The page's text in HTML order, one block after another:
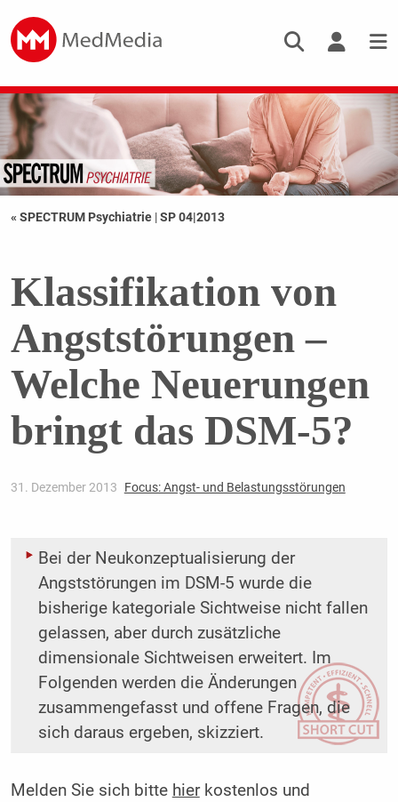
« SPECTRUM Psychiatrie |SP 04|2013
Klassifikation von
Angststörungen –
Welche Neuerungen
bringt das DSM-5?
31. Dezember 2013 Focus: Angst- und Belastungsstörungen
Bei der Neukonzeptualisierung der
Angststörungen im DSM-5 wurde die
bisherige kategoriale Sichtweise nicht fallen
gelassen, aber durch zusätzliche
dimensionale Sichtweisen erweitert. Im
Folgenden werden die Änderungen
zusammengefasst und offene Fragen, die
sich daraus ergeben, skizziert.
Melden Sie sich bitte hierkostenlos und